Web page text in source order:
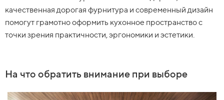
качественная дорогая фурнитура и современный дизайн
помогут грамотно оформить кухонное пространство с
точки зрения практичности, эргономики и эстетики.
На что обратить внимание при выборе